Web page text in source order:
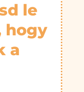
le
hogy
a